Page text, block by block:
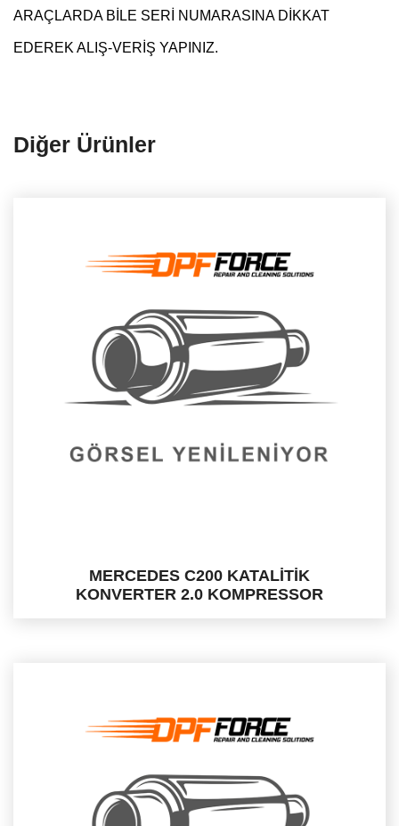
ARAÇLARDA BİLE SERİ NUMARASINA DİKKAT
EDEREK ALIŞ-VERİŞ YAPINIZ.
Diğer Ürünler
MERCEDES C200 KATALİTİK
KONVERTER 2.0 KOMPRESSOR